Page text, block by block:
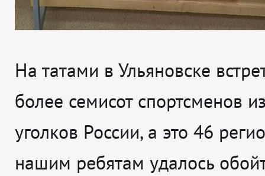
На татами в Ульяновске
более семисот спортсменов
уголков России, а это 46
нашим ребятам удалось